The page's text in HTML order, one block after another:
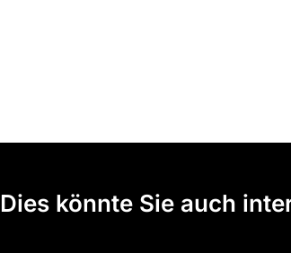
Dies könnte Sie auch